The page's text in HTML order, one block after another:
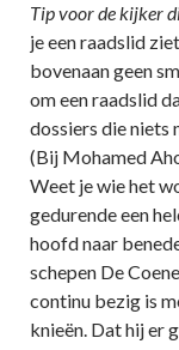
Tip voor de kijker
je een raadslid
bovenaan geen
om een raadslid
dossiers die niets
(Bij Mohamed
Weet je wie het
gedurende een
hoofd naar
schepen De
continu bezig is
knieën. Dat hij er